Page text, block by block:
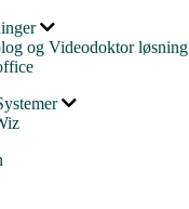
og Videodoktor løsning